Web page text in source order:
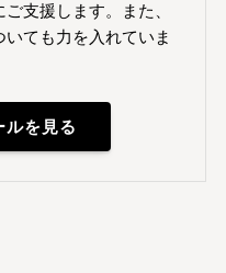
支援します。また、
ても力を入れていま
ルを見る